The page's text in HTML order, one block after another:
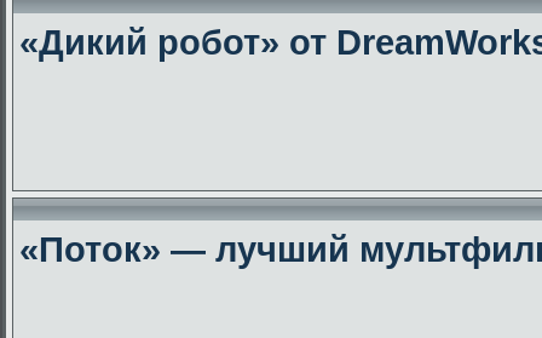
«Дикий робот» от
«Поток» — лучший